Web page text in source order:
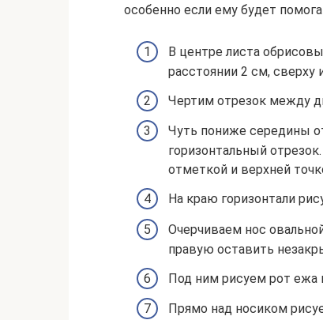
особенно если ему будет
В центре листа
расстоянии 2 см, сверху
Чертим отрезок между
Чуть пониже середины
горизонтальный
отметкой и верхней
На краю горизонтали
Очерчиваем нос
правую оставить
Под ним рисуем рот ежа
Прямо над носиком